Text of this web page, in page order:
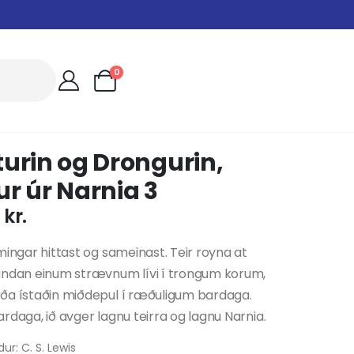
0
og Drongurin,
úr Narnia 3
kr.
hittast og sameinast. Teir royna at
einum strævnum lívi í trongum korum,
ístaðin miðdepul í ræðuligum bardaga.
ið avger lagnu teirra og lagnu Narnia.
C. S. Lewis